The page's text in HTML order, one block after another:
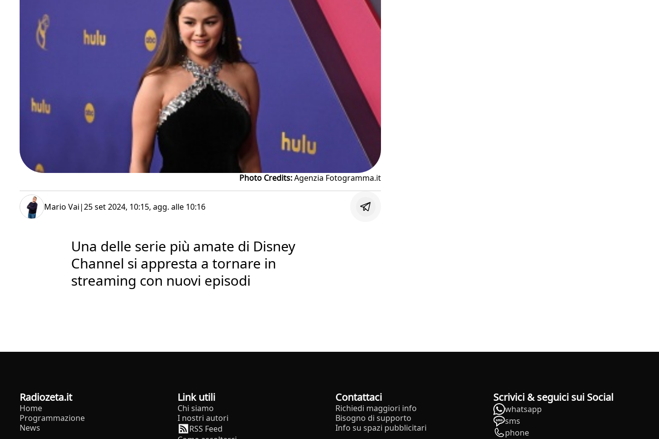
Photo Credits:Agenzia Fotogramma.it
Mario Vai|25 set 2024, 10:15, agg. alle 10:16
Una delle serie più amate di Disney
Channel si appresta a tornare in
streaming con nuovi episodi
radiozeta.it
Home
Programmazione
News
Link utili
Chi siamo
I nostri autori
RSS Feed
Contattaci
Richiedi maggiori info
Bisogno di supporto
Info su spazi pubblicitari
Scrivici & seguici sui Social
whatsapp
sms
phone